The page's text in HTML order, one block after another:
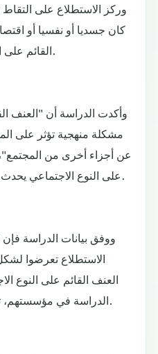
وركز الاستطلاع على
كان جسديا أو نفسيا أو
القائم على النوع الاجتماعي عبر الإنترنت.
وأكدت الدراسة أن "العنف
مشكلة منهجية تؤثر على
عن أجزاء أخرى من
على النوع الاجتماعي يحدث في كل مكان ولكل الأجناس.
الاستطلاع تعرضوا
العنف القائم على النوع
الدراسة في مؤسستهم، تشكل النساء 66 بالمئة منهم.